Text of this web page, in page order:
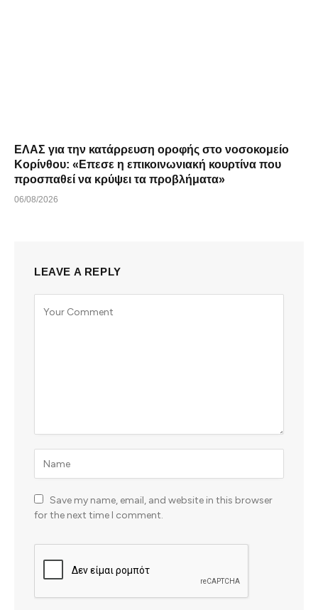
ΕΛΑΣ για την κατάρρευση οροφής στο νοσοκομείο
Κορίνθου: «Επεσε η επικοινωνιακή κουρτίνα που
προσπαθεί να κρύψει τα προβλήματα»
06/08/2026
LEAVE A REPLY
Save my name, email, and website in this browser
for the next time I comment.